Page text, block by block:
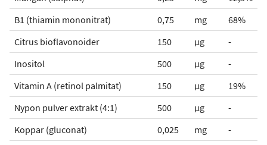
B1 (thiamin mononitrat)
0,75 mg
68%
Citrus bioflavonoider
150 µg
-
Inositol
500 µg
-
Vitamin A (retinol palmitat)
150 µg
19%
Nypon pulver extrakt (4:1)
500 µg
-
Koppar (gluconat)
0,025 mg
-